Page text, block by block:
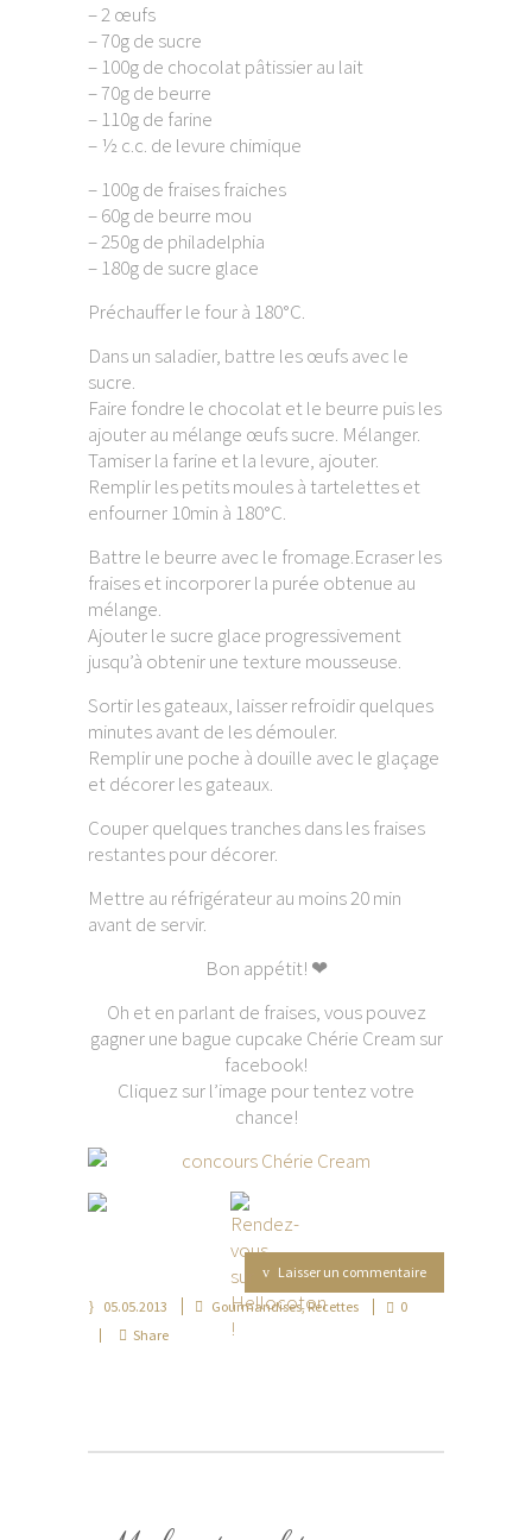
– 2 œufs
– 70g de sucre
– 100g de chocolat pâtissier au lait
– 70g de beurre
– 110g de farine
– ½ c.c. de levure chimique
– 100g de fraises fraiches
– 60g de beurre mou
– 250g de philadelphia
– 180g de sucre glace
Préchauffer le four à 180°C.
Dans un saladier, battre les œufs avec le
sucre.
Faire fondre le chocolat et le beurre puis les
ajouter au mélange œufs sucre. Mélanger.
Tamiser la farine et la levure, ajouter.
Remplir les petits moules à tartelettes et
enfourner 10min à 180°C.
Battre le beurre avec le fromage.Ecraser les
fraises et incorporer la purée obtenue au
mélange.
Ajouter le sucre glace progressivement
jusqu’à obtenir une texture mousseuse.
Sortir les gateaux, laisser refroidir quelques
minutes avant de les démouler.
Remplir une poche à douille avec le glaçage
et décorer les gateaux.
Couper quelques tranches dans les fraises
restantes pour décorer.
Mettre au réfrigérateur au moins 20 min
avant de servir.
Bon appétit! ❤
Oh et en parlant de fraises, vous pouvez
gagner une bague cupcake Chérie Cream sur
facebook!
Cliquez sur l’image pour tentez votre
chance!
Laisser un commentaire
05.05.2013
Gourmandises,Recettes
0
Share